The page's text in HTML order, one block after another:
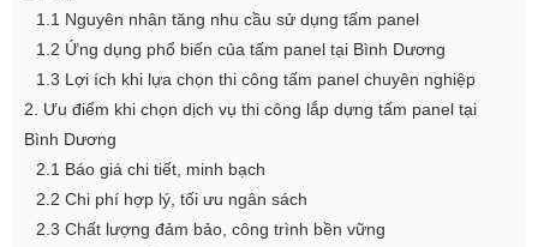
1.1 Nguyên nhân tăng nhu cầu sử dụng tấm panel
1.2 Ứng dụng phổ biến của tấm panel tại Bình Dương
1.3 Lợi ích khi lựa chọn thi công tấm panel chuyên nghiệp
2. Ưu điểm khi chọn dịch vụ thi công lắp dựng tấm panel tại
Bình Dương
2.1 Báo giá chi tiết, minh bạch
2.2 Chi phí hợp lý, tối ưu ngân sách
2.3 Chất lượng đảm bảo, công trình bền vững